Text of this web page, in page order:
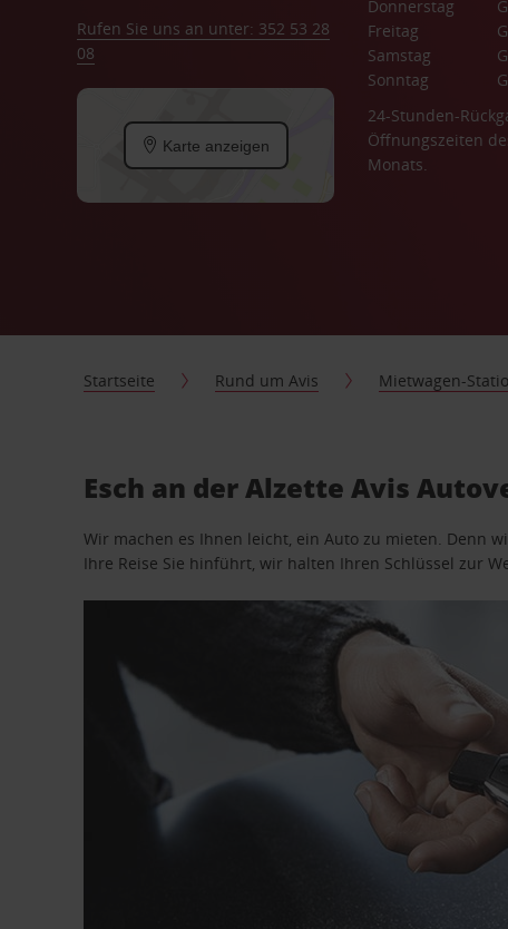
Rufen Sie uns an unter: 352 53 28
08
Karte anzeigen
Donnerstag
Freitag
Samstag
Sonntag
24-Stunden-
Öffnungszeiten
Monats.
Startseite Rund um Avis Mietwagen-
Esch an der Alzette Avis
Wir machen es Ihnen leicht, ein Auto zu mieten. Denn
Ihre Reise Sie hinführt, wir halten Ihren Schlüssel zur